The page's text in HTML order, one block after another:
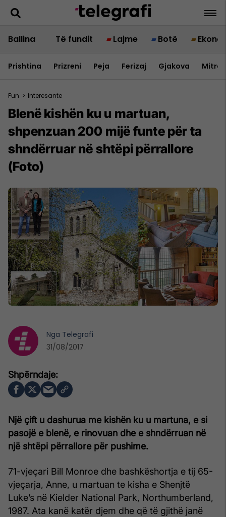
Ballina Të fundit Lajme Botë
Prishtina Prizreni Peja Ferizaj Gjakova
Fun > Interesante
Blenë kishën ku u martuan,
shpenzuan 200 mijë funte për ta
shndërruar në shtëpi përrallore
(Foto)
Një çift u dashurua me kishën ku u martuna, e si
pasojë e blenë, e rinovuan dhe e shndërruan në
një shtëpi përrallore për pushime.
71-vjeçari Bill Monroe dhe bashkëshortja e tij 65-
vjeçarja, Anne, u martuan te kisha e Shenjtë
Luke’s në Kielder National Park, Northumberland,
1987. Ata kanë katër djem dhe që të gjithë janë
Nga Telegrafi
31/08/2017